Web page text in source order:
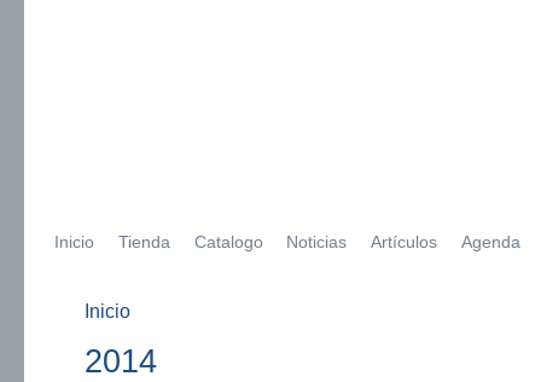
Inicio Tienda Catalogo Noticias Artículos Agenda
Inicio
2014